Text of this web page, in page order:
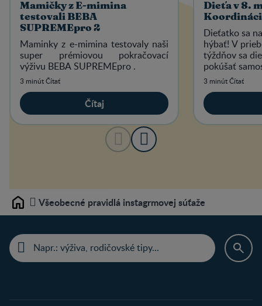
Mamičky z E-mimina
testovali BEBA
SUPREMEpro 2
Maminky z e-mimina testovaly naši
super prémiovou pokračovací
výživu BEBA SUPREMEpro .
3 minút Čítať
Čítaj
Dieťa v 8.
Dieťatko sa
hýbať! V
týždňov sa
pokúšať
pohybovať
3 minút Čítať
Home Všeobecné pravidlá instagrmovej súťaže